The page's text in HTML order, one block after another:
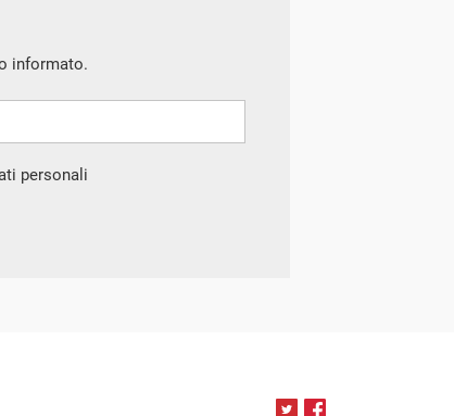
informato.
personali